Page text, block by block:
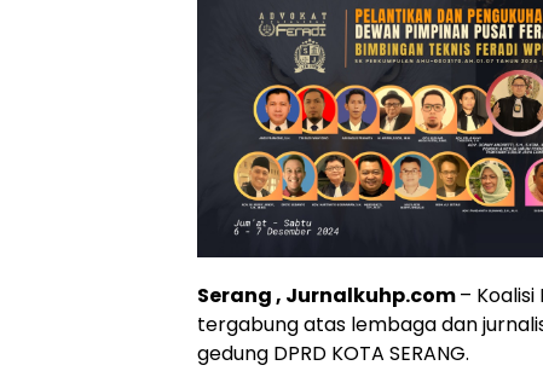
Serang , Jurnalkuhp.com–
tergabung atas lembaga dan
gedung DPRD KOTA SERANG.